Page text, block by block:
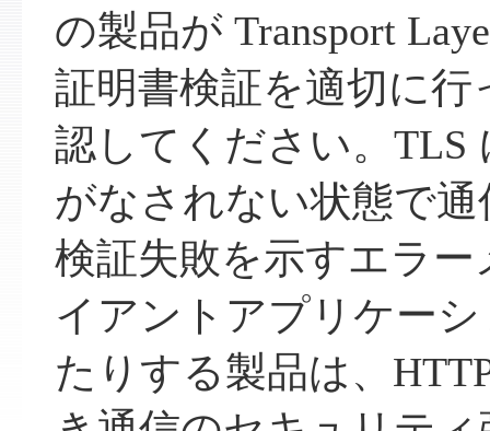
の製品が Transport
証明書検証を適切に
認してください。TLS
がなされない状態で
検証失敗を示すエラ
イアントアプリケー
たりする製品は、